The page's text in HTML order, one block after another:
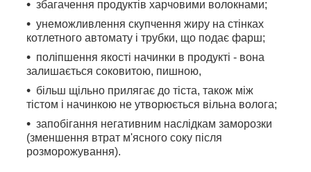
збагачення продуктів харчовими волокнами;
унеможливлення скупчення жиру на стінках
котлетного автомату і трубки, що подає фарш;
поліпшення якості начинки в продукті - вона
залишається соковитою, пишною,
більш щільно прилягає до тіста, також між
тістом і начинкою не утворюється вільна волога;
запобігання негативним наслідкам заморозки
(зменшення втрат м'ясного соку після
розморожування).